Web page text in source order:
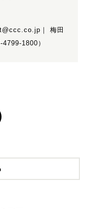
｜ 梅田
1800）